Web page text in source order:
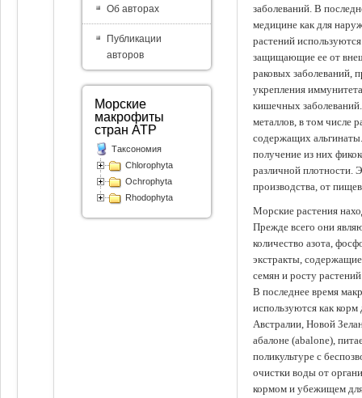
заболеваний. В
медицине как для
растений
защищающие ее от
раковых заболеваний,
укрепления
кишечных
металлов, в том числе
содержащих
получение из них
различной плотности.
производства, от
Морские растения
Прежде всего они
количество азота,
экстракты,
семян и росту
В последнее время
используются как
Австралии, Новой
абалоне (abalone),
поликультуре с
очистки воды от
кормом и убежищем
Об авторах
Публикации
авторов
Морские
макрофиты
стран АТР
Таксономия
Chlorophyta
Ochrophyta
Rhodophyta